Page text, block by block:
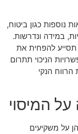
נוספות כגון ביטוח,
במידה ונדרשות.
להפחית את
הניכוי תתרום
הנקי
המיסוי
על משקיעים